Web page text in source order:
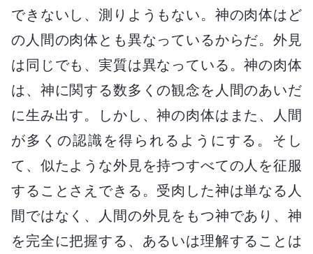
できないし、測りようもない。神の肉体はど
の人間の肉体とも異なっているからだ。外見
は同じでも、実質は異なっている。神の肉体
は、神に関する数多くの観念を人間のあいだ
に生み出す。しかし、神の肉体はまた、人間
が多くの認識を得られるようにする。そし
て、似たような外見を持つすべての人を征服
することさえできる。受肉した神は単なる人
間ではなく、人間の外見をもつ神であり、神
を完全に把握する、あるいは理解することは